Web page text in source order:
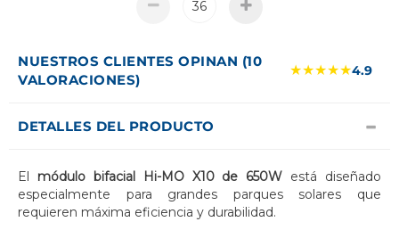
NUESTROS CLIENTES OPINAN (10
VALORACIONES)
★★★★★4.9
DETALLES DEL PRODUCTO
El módulo bifacial Hi-MO X10 de 650W está diseñado
especialmente para grandes parques solares que
requieren máxima eficiencia y durabilidad.